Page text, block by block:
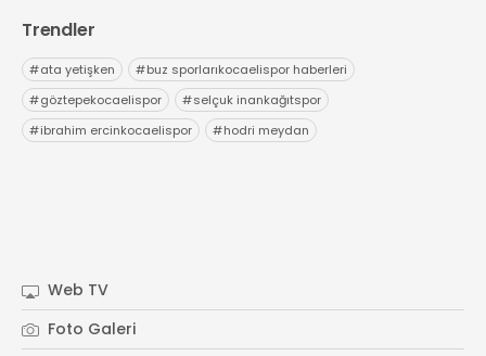
Trendler
#ata yetişken #buz sporlarıkocaelispor haberleri
#göztepekocaelispor #selçuk inankağıtspor
#ibrahim ercinkocaelispor #hodri meydan
Web TV
Foto Galeri